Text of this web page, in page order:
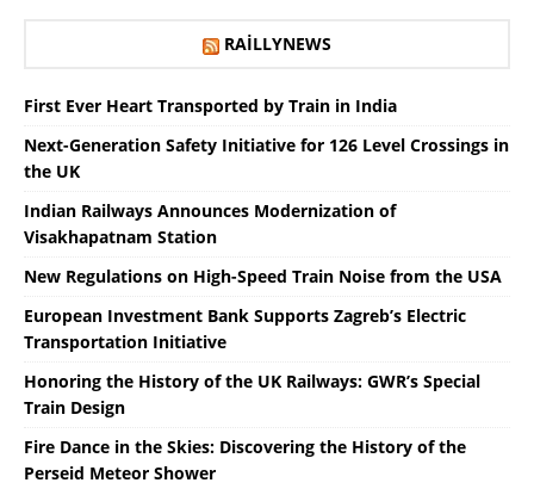
RAILLYNEWS
First Ever Heart Transported by Train in India
Next-Generation Safety Initiative for 126 Level Crossings in
the UK
Indian Railways Announces Modernization of
Visakhapatnam Station
New Regulations on High-Speed ​​Train Noise from the USA
European Investment Bank Supports Zagreb’s Electric
Transportation Initiative
Honoring the History of the UK Railways: GWR’s Special
Train Design
Fire Dance in the Skies: Discovering the History of the
Perseid Meteor Shower